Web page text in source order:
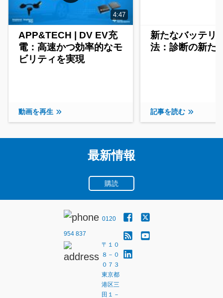
4:47
APP&TECH | DV EV充
電：高速かつ効率的なモ
ビリティを実現
動画を再生
新たなバッテリ
法：診断の新た
記事を読む
最新情報
購読
0120
954 837
〒１０
８－０
０７３
東京都
港区三
田１－